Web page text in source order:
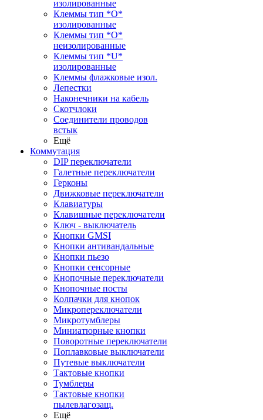
изолированные
Клеммы тип *O*
изолированные
Клеммы тип *O*
неизолированные
Клеммы тип *U*
изолированные
Клеммы флажковые изол.
Лепестки
Наконечники на кабель
Скотчлоки
Соединители проводов
встык
Ещё
Коммутация
DIP переключатели
Галетные переключатели
Герконы
Движковые переключатели
Клавиатуры
Клавишные переключатели
Ключ - выключатель
Кнопки GMSI
Кнопки антивандальные
Кнопки пьезо
Кнопки сенсорные
Кнопочные переключатели
Кнопочные посты
Колпачки для кнопок
Микропереключатели
Микротумблеры
Миниатюрные кнопки
Поворотные переключатели
Поплавковые выключатели
Путевые выключатели
Тактовые кнопки
Тумблеры
Тактовые кнопки
пылевлагозащ.
Ещё